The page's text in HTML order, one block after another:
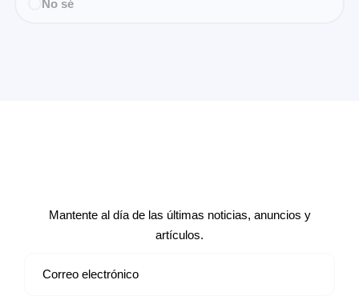
No sé
Mantente al día de las últimas noticias, anuncios y
artículos.